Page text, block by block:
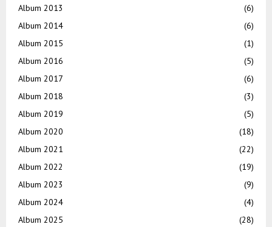
Album 2013
(6)
Album 2014
(6)
Album 2015
(1)
Album 2016
(5)
Album 2017
(6)
Album 2018
(3)
Album 2019
(5)
Album 2020
(18)
Album 2021
(22)
Album 2022
(19)
Album 2023
(9)
Album 2024
(4)
Album 2025
(28)